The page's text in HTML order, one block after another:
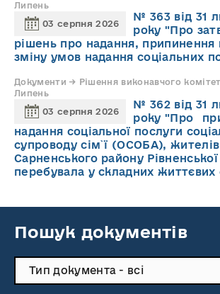
Липень
03 серпня 2026
№ 363 від 31
року "Про
рішень про надання, припинення
зміну умов надання соціальних
Документи → Рішення виконавчого
Липень
03 серпня 2026
№ 362 від 31
року "Про
надання соціальної послуги
супроводу cім`ї (ОСОБА),
Сарненського району
перебувала у складних життєвих
Пошук документів